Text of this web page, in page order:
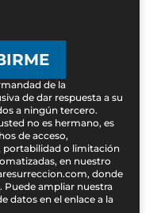
de la
de dar respuesta a su
a ningún tercero.
no es hermano, es
de acceso,
portabilidad o limitación
en nuestro
donde
Puede ampliar nuestra
datos en el enlace a la